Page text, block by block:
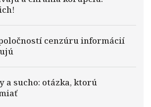
cenzúru informácií
a sucho: otázka, ktorú